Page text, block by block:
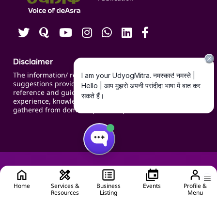
Home
Services &
Resources
Business
Listing
Events
Profile &
Menu
Careers
Disclaimer
The information/ recommendations/
suggestions provided on the website are for
reference and guidance and compiled based on
experience, knowledge, suggestions and inputs
gathered from domain specific experts.